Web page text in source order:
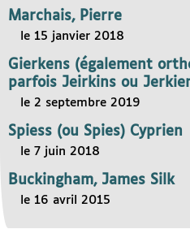
Marchais, Pierre
le 15 janvier 2018
Gierkens (également
parfois Jeirkins ou
le 2 septembre 2019
Spiess (ou Spies) Cyprien
le 7 juin 2018
Buckingham, James Silk
le 16 avril 2015